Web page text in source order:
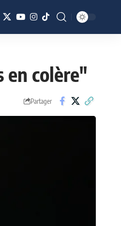
en colère"
Partager